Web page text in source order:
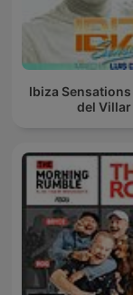
Ibiza
del Villar